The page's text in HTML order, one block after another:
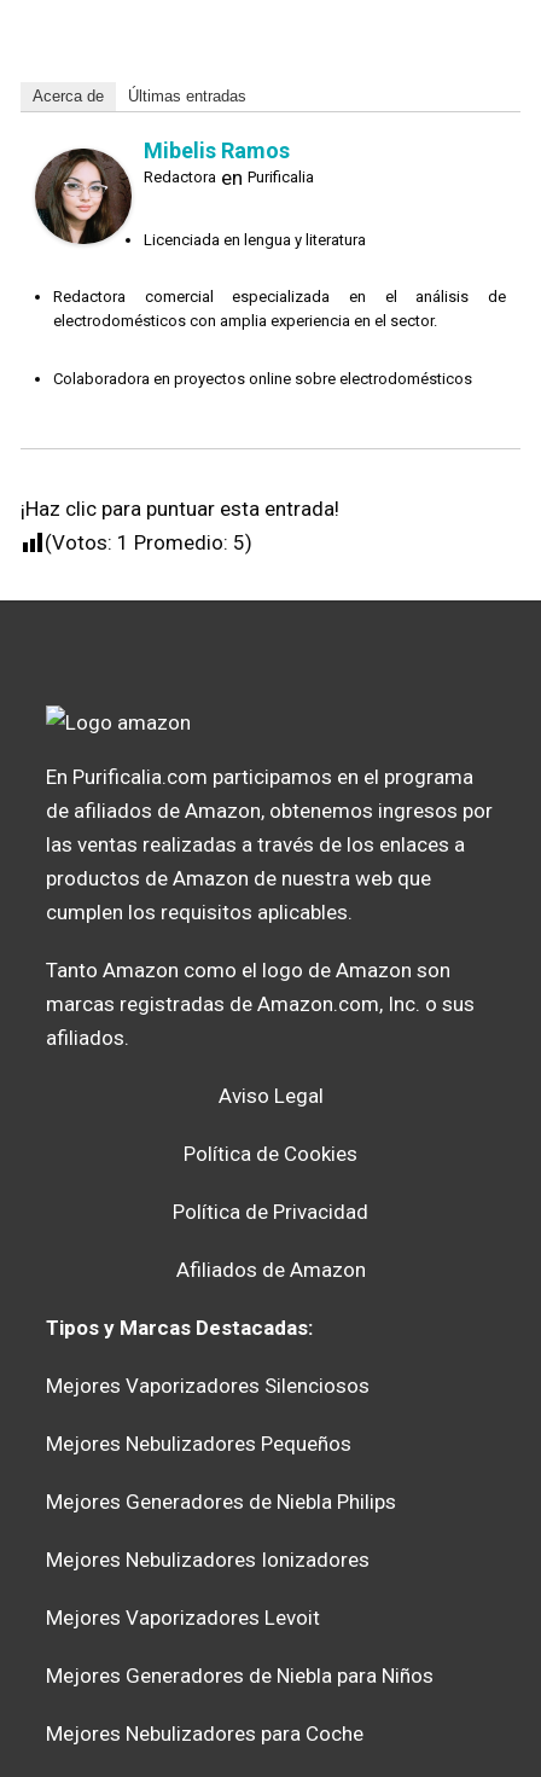
Acerca de Últimas entradas
Mibelis Ramos
Redactora en Purificalia
Licenciada en lengua y literatura
Redactora comercial especializada en el análisis de
electrodomésticos con amplia experiencia en el sector.
Colaboradora en proyectos online sobre electrodomésticos
¡Haz clic para puntuar esta entrada!
(Votos: 1 Promedio: 5)
En Purificalia.com participamos en el programa
de afiliados de Amazon, obtenemos ingresos por
las ventas realizadas a través de los enlaces a
productos de Amazon de nuestra web que
cumplen los requisitos aplicables.
Tanto Amazon como el logo de Amazon son
marcas registradas de Amazon.com, Inc. o sus
afiliados.
Aviso Legal
Política de Cookies
Política de Privacidad
Afiliados de Amazon
Tipos y Marcas Destacadas:
Mejores Vaporizadores Silenciosos
Mejores Nebulizadores Pequeños
Mejores Generadores de Niebla Philips
Mejores Nebulizadores Ionizadores
Mejores Vaporizadores Levoit
Mejores Generadores de Niebla para Niños
Mejores Nebulizadores para Coche